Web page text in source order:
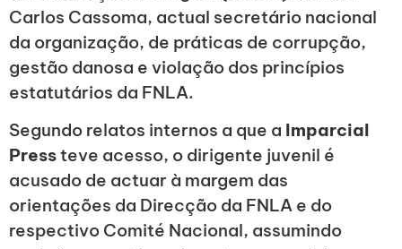
Carlos Cassoma, actual secretário nacional
da organização, de práticas de corrupção,
gestão danosa e violação dos princípios
estatutários da FNLA.
Segundo relatos internos a que a Imparcial
Pressteve acesso, o dirigente juvenil é
acusado de actuar à margem das
orientações da Direcção da FNLA e do
respectivo Comité Nacional, assumindo